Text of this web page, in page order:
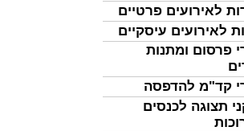
לאירועים פרטיים
לאירועים עיסקיים
פרסום ומתנות
קד"מ להדפסה
תצוגה לכנסים